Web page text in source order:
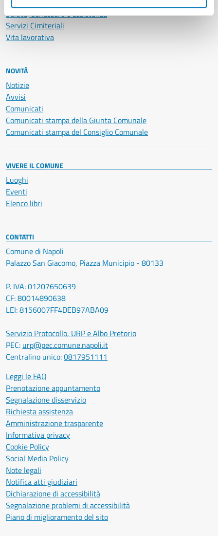
Salute, benessere e assistenza
Servizi Cimiteriali
Vita lavorativa
NOVITÀ
Notizie
Avvisi
Comunicati
Comunicati stampa della Giunta Comunale
Comunicati stampa del Consiglio Comunale
VIVERE IL COMUNE
Luoghi
Eventi
Elenco libri
CONTATTI
Comune di Napoli
Palazzo San Giacomo, Piazza Municipio - 80133
P. IVA: 01207650639
CF: 80014890638
LEI: 8156007FF4DEB97ABA09
Servizio Protocollo, URP e Albo Pretorio
PEC: urp@pec.comune.napoli.it
Centralino unico:0817951111
Leggi le FAQ
Prenotazione appuntamento
Segnalazione disservizio
Richiesta assistenza
Amministrazione trasparente
Informativa privacy
Cookie Policy
Social Media Policy
Note legali
Notifica atti giudiziari
Dichiarazione di accessibilità
Segnalazione problemi di accessibilità
Piano di miglioramento del sito